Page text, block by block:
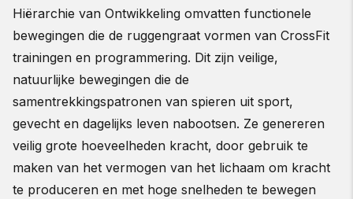
Hiërarchie van Ontwikkeling omvatten functionele
bewegingen die de ruggengraat vormen van CrossFit
trainingen en programmering. Dit zijn veilige,
natuurlijke bewegingen die de
samentrekkingspatronen van spieren uit sport,
gevecht en dagelijks leven nabootsen. Ze genereren
veilig grote hoeveelheden kracht, door gebruik te
maken van het vermogen van het lichaam om kracht
te produceren en met hoge snelheden te bewegen